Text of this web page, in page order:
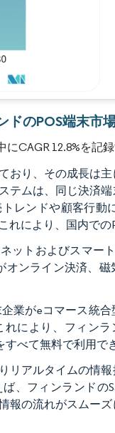
のPOS端末市
CAGR 12.8%を記
おり、その成長は
テムは、同じ決済
レンドや顧客行
により、国内での
ットおよびスマー
ンライン決済、
業がeコマース統
により、フィン
すべて無料で利用で
リアルタイムの情
、フィンランドの
報の流れがスムー